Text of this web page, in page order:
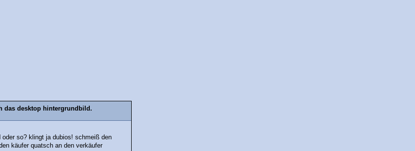
das desktop hintergrundbild.
oder so? klingt ja dubios! schmeiß den
käufer quatsch an den verkäufer